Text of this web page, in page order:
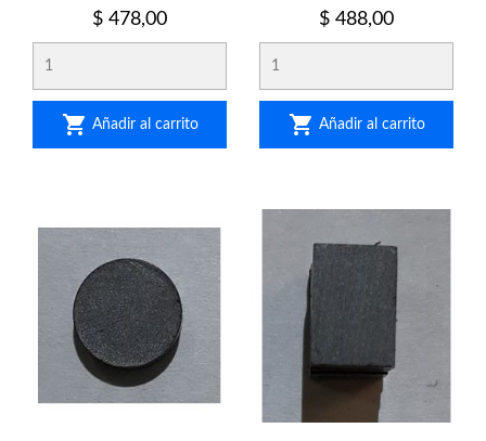
Precio
$ 478,00
 Añadir al carrito
Precio
$ 488,00
 Añadir al carrito